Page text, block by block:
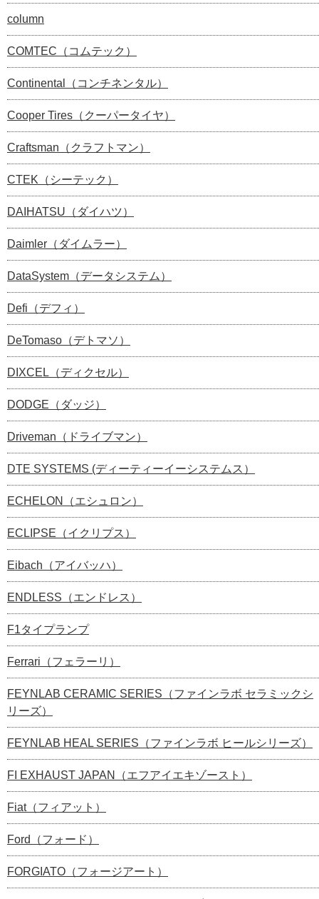
column
COMTEC（コムテック）
Continental（コンチネンタル）
Cooper Tires（クーパータイヤ）
Craftsman（クラフトマン）
CTEK（シーテック）
DAIHATSU（ダイハツ）
Daimler（ダイムラー）
DataSystem（データシステム）
Defi（デフィ）
DeTomaso（デトマソ）
DIXCEL（ディクセル）
DODGE（ダッジ）
Driveman（ドライブマン）
DTE SYSTEMS (ディーティーイーシステムス）
ECHELON（エシュロン）
ECLIPSE（イクリプス）
Eibach（アイバッハ）
ENDLESS（エンドレス）
F1タイプランプ
Ferrari（フェラーリ）
FEYNLAB CERAMIC SERIES（ファインラボ セラミックシ
リーズ）
FEYNLAB HEAL SERIES（ファインラボ ヒールシリーズ）
FI EXHAUST JAPAN（エフアイエキゾースト）
Fiat（フィアット）
Ford（フォード）
FORGIATO（フォージアート）